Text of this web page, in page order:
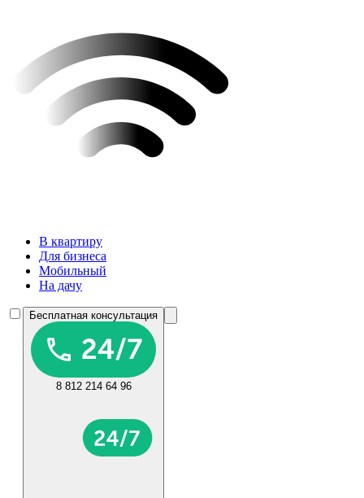
В квартиру
Для бизнеса
Мобильный
На дачу
Бесплатная консультация
8 812 214 64 96